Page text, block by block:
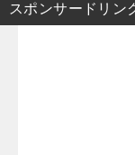
スポンサードリン